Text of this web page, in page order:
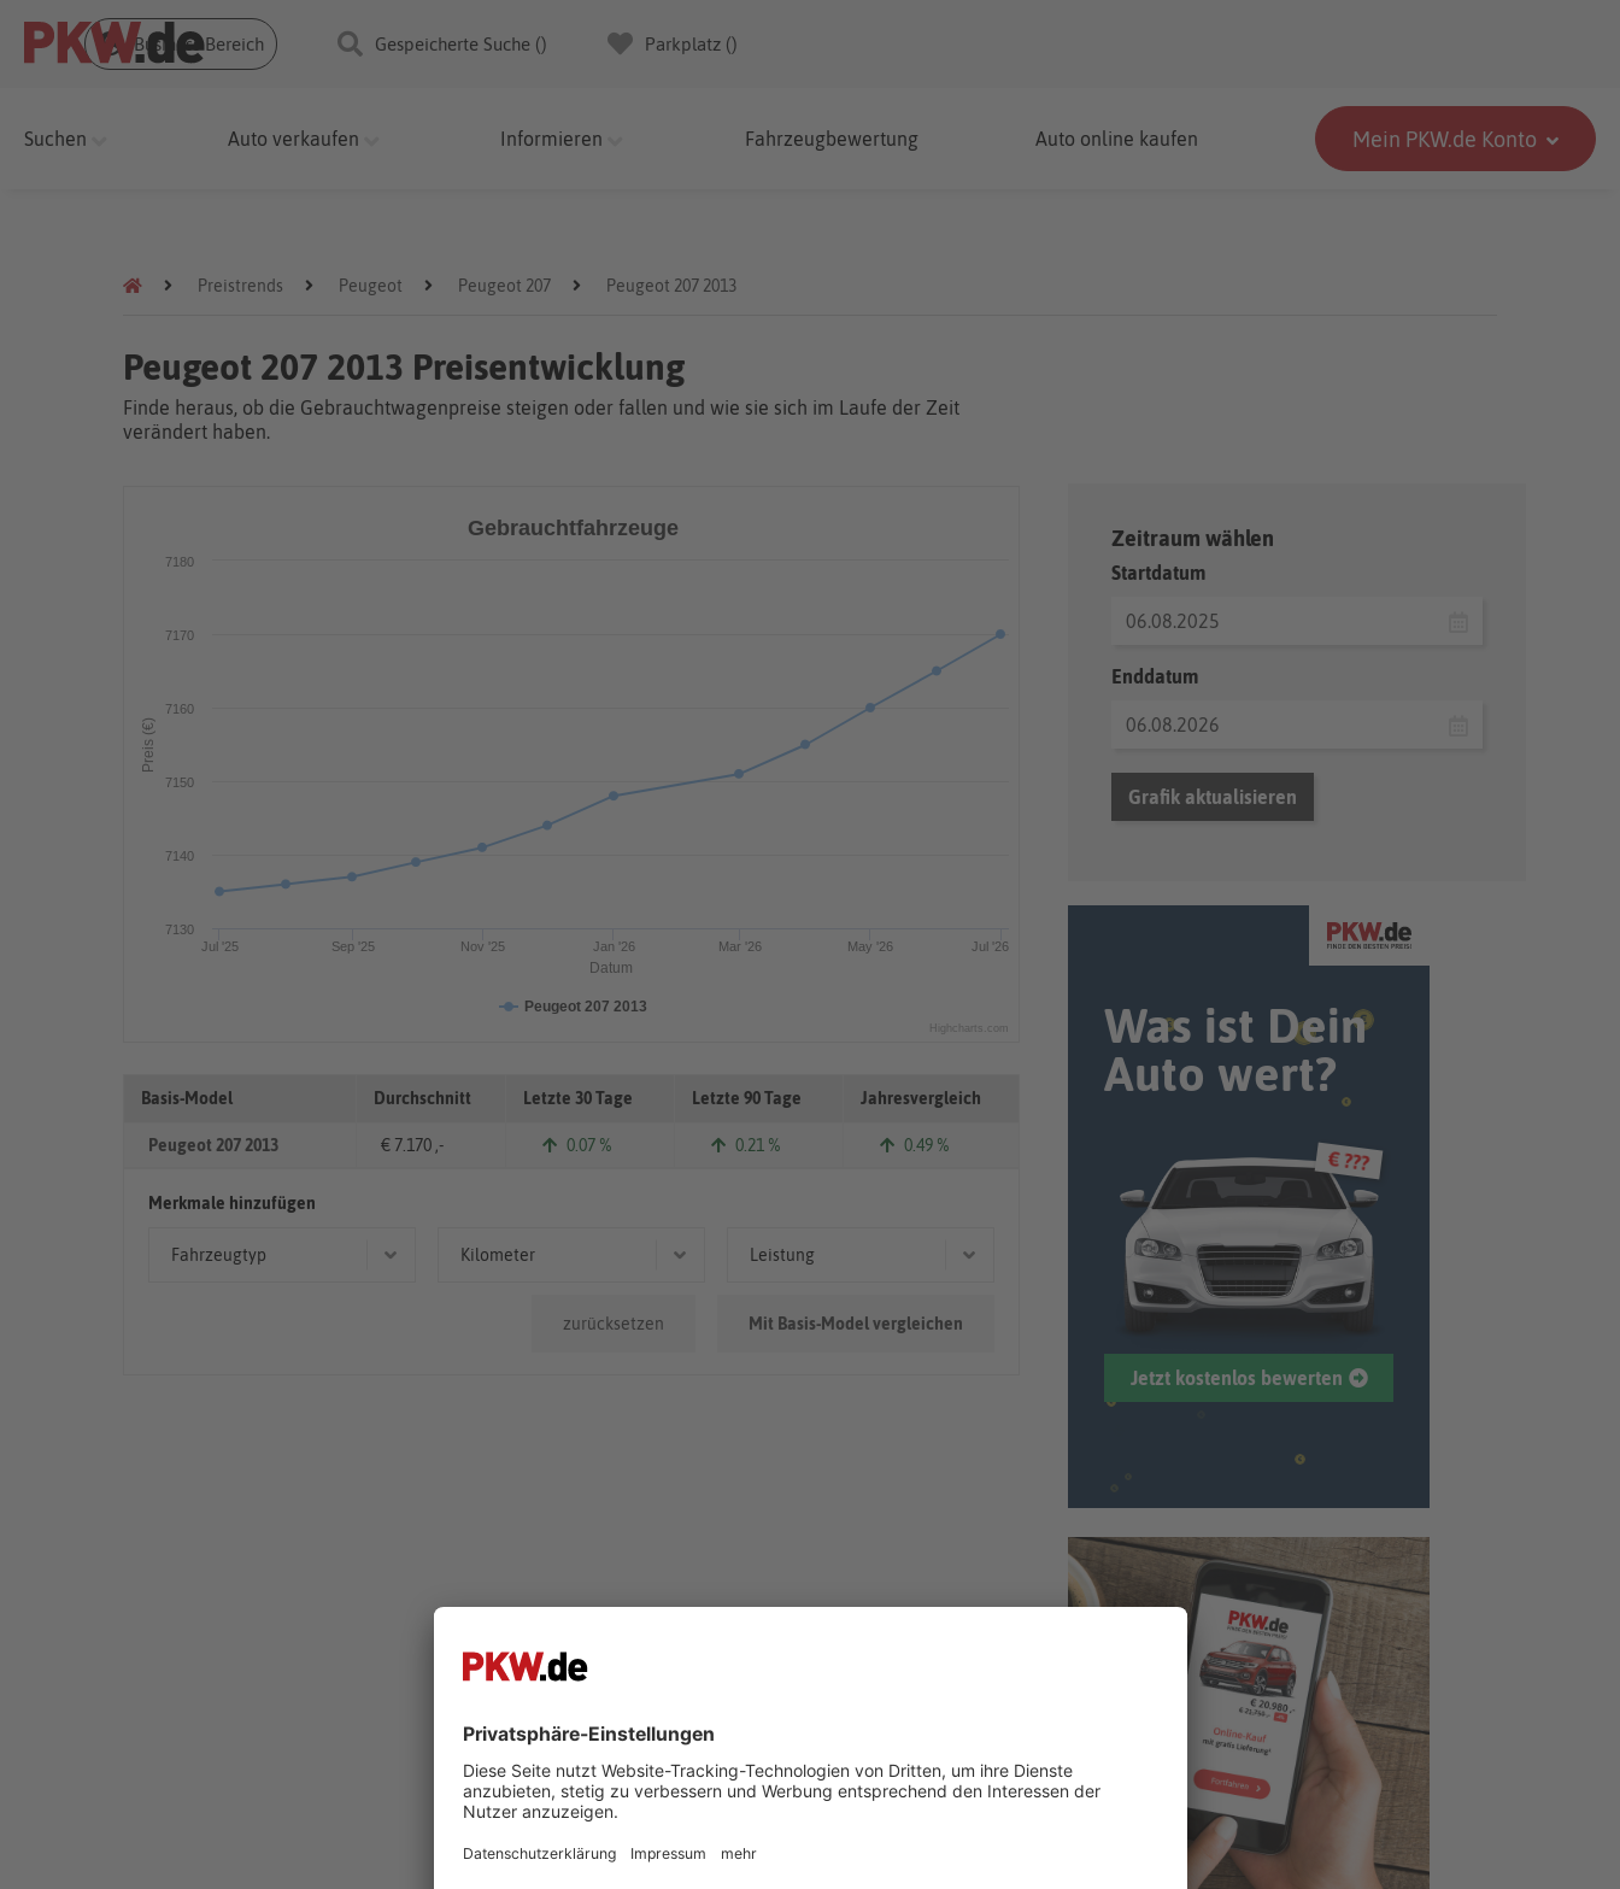
Business Bereich Gespeicherte Suche () Parkplatz ()
Suchen Auto verkaufen Informieren Fahrzeugbewertung Auto online kaufen Mein PKW.de Konto
Preistrends Peugeot Peugeot 207 Peugeot 207 2013
Peugeot 207 2013 Preisentwicklung
Finde heraus, ob die Gebrauchtwagenpreise steigen oder fallen und wie sie sich im Laufe der Zeit
verändert haben.
Datum
Preis (€)
Gebrauchtfahrzeuge
Peugeot 207 2013
Jul '25 Sep '25 Nov '25 Jan '26 Mar '26 May '26 Jul '26
7130
7140
7150
7160
7170
7180
Highcharts.com
Basis-Model Durchschnitt Letzte 30 Tage Letzte 90 Tage Jahresvergleich
Peugeot 207 2013 € 7.170 ,- 0.07 % 0.21 % 0.49 %
Merkmale hinzufügen
Fahrzeugtyp Kilometer Leistung
zurücksetzen Mit Basis-Model vergleichen
Zeitraum wählen
Startdatum
Enddatum
Grafik aktualisieren
Was ist Dein
Auto wert?
€ ???
Jetzt kostenlos bewerten